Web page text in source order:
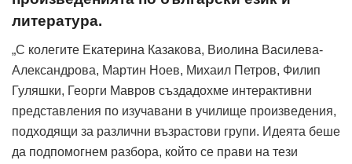
литература.
„С колегите Екатерина Казакова, Виолина Василева-
Александрова, Мартин Ноев, Михаил Петров, Филип
Гуляшки, Георги Мавров създадохме интерактивни
представления по изучавани в училище произведения,
подходящи за различни възрастови групи. Идеята беше
да подпомогнем разбора, който се прави на тези